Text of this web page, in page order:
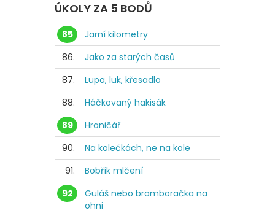
ÚKOLY ZA 5 BODŮ
85
Jarní kilometry
86.
Jako za starých časů
87.
Lupa, luk, křesadlo
88.
Háčkovaný hakisák
89
Hraničář
90.
Na kolečkách, ne na kole
91.
Bobřík mlčení
92
Guláš nebo bramboračka na
ohni